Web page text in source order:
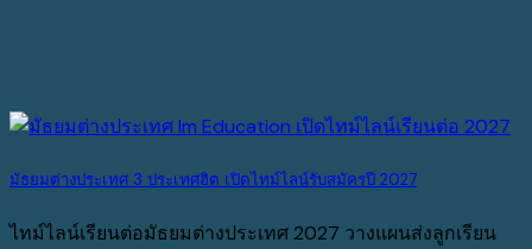
มัธยมต่างประเทศ 3 ประเทศฮิต เปิดไทม์ไลน์รับสมัครปี 2027
ไทม์ไลน์เรียนต่อมัธยมต่างประเทศ 2027 วางแผนส่งลูกเรียน